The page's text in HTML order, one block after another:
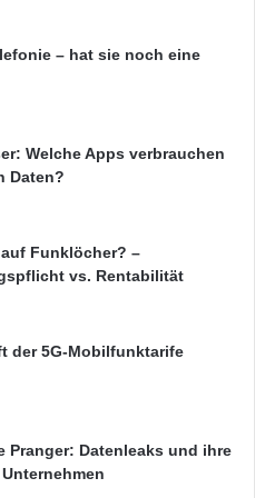
Industrieobjekten ist
für
Börse
Konzerne für
Goodman
als 900 Experten an
Ländern. Durch das
?own + develop +
ein umfassendes
und ihre sich
. In
über
– hat sie noch eine
Welche Apps verbrauchen
Daten?
Funklöcher? –
vs. Rentabilität
der 5G-Mobilfunktarife
Pranger: Datenleaks und ihre